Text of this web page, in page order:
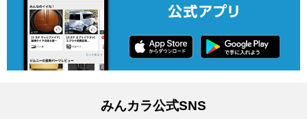
みんカラ公式SNS